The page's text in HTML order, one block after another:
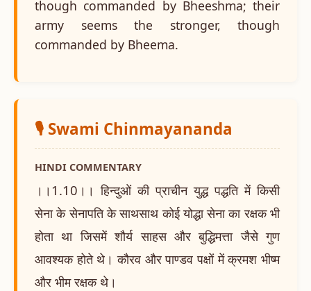
though commanded by Bheeshma; their
army seems the stronger, though
commanded by Bheema.
🎙️ Swami Chinmayananda
HINDI COMMENTARY
।।1.10।। हिन्दुओं की प्राचीन युद्ध पद्धति में किसी
सेना के सेनापति के साथसाथ कोई योद्धा सेना का रक्षक भी
होता था जिसमें शौर्य साहस और बुद्धिमत्ता जैसे गुण
आवश्यक होते थे। कौरव और पाण्डव पक्षों में क्रमश भीष्म
और भीम रक्षक थे।